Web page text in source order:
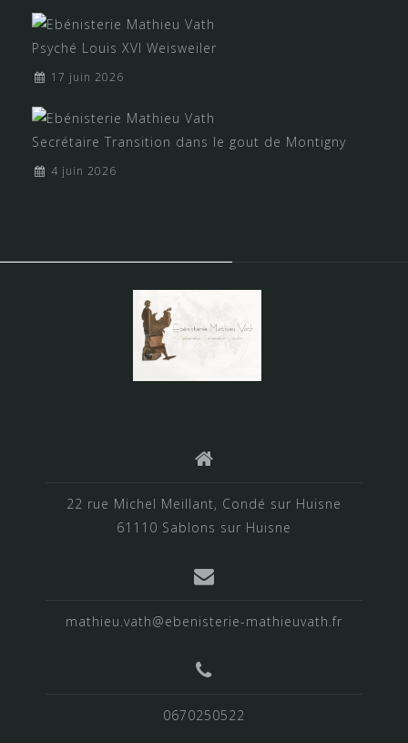
Psyché Louis XVI Weisweiler
17 juin 2026
Secrétaire Transition dans le gout de Montigny
4 juin 2026
22 rue Michel Meillant, Condé sur Huisne
61110 Sablons sur Huisne
mathieu.vath@ebenisterie-mathieuvath.fr
0670250522